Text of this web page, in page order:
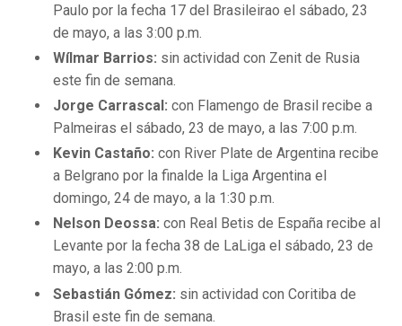
Paulo por la fecha 17 del Brasileirao el sábado, 23
de mayo, a las 3:00 p.m.
Wílmar Barrios: sin actividad con Zenit de Rusia
este fin de semana.
Jorge Carrascal: con Flamengo de Brasil recibe a
Palmeiras el sábado, 23 de mayo, a las 7:00 p.m.
Kevin Castaño: con River Plate de Argentina recibe
a Belgrano por la finalde la Liga Argentina el
domingo, 24 de mayo, a la 1:30 p.m.
Nelson Deossa: con Real Betis de España recibe al
Levante por la fecha 38 de LaLiga el sábado, 23 de
mayo, a las 2:00 p.m.
Sebastián Gómez: sin actividad con Coritiba de
Brasil este fin de semana.